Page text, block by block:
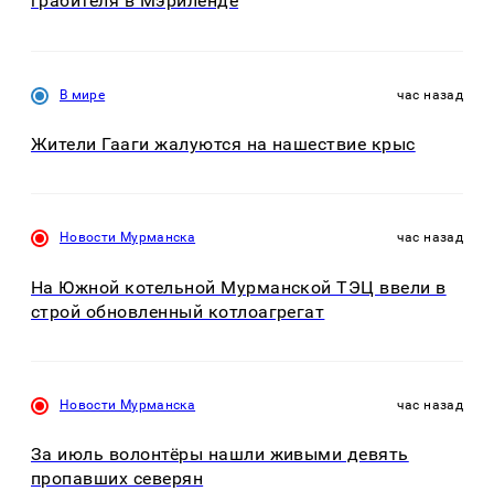
В мире час назад
Жители Гааги жалуются на нашествие крыс
Новости Мурманска час назад
На Южной котельной Мурманской ТЭЦ ввели в
строй обновленный котлоагрегат
Новости Мурманска час назад
За июль волонтёры нашли живыми девять
пропавших северян